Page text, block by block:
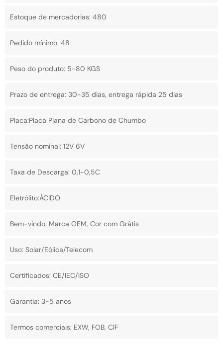
Estoque de mercadorias: 480
Pedido mínimo: 48
Peso do produto: 5-80 KGS
Prazo de entrega: 30-35 dias, entrega rápida 25 dias
Placa:Placa Plana de Carbono de Chumbo
Tensão nominal: 12V 6V
Taxa de Descarga: 0,1-0,5C
Eletrólito:ÁCIDO
Bem-vindo: Marca OEM, Cor com Grátis
Uso: Solar/Eólica/Telecom
Certificados: CE/IEC/ISO
Garantia: 3-5 anos
Termos comerciais: EXW, FOB, CIF